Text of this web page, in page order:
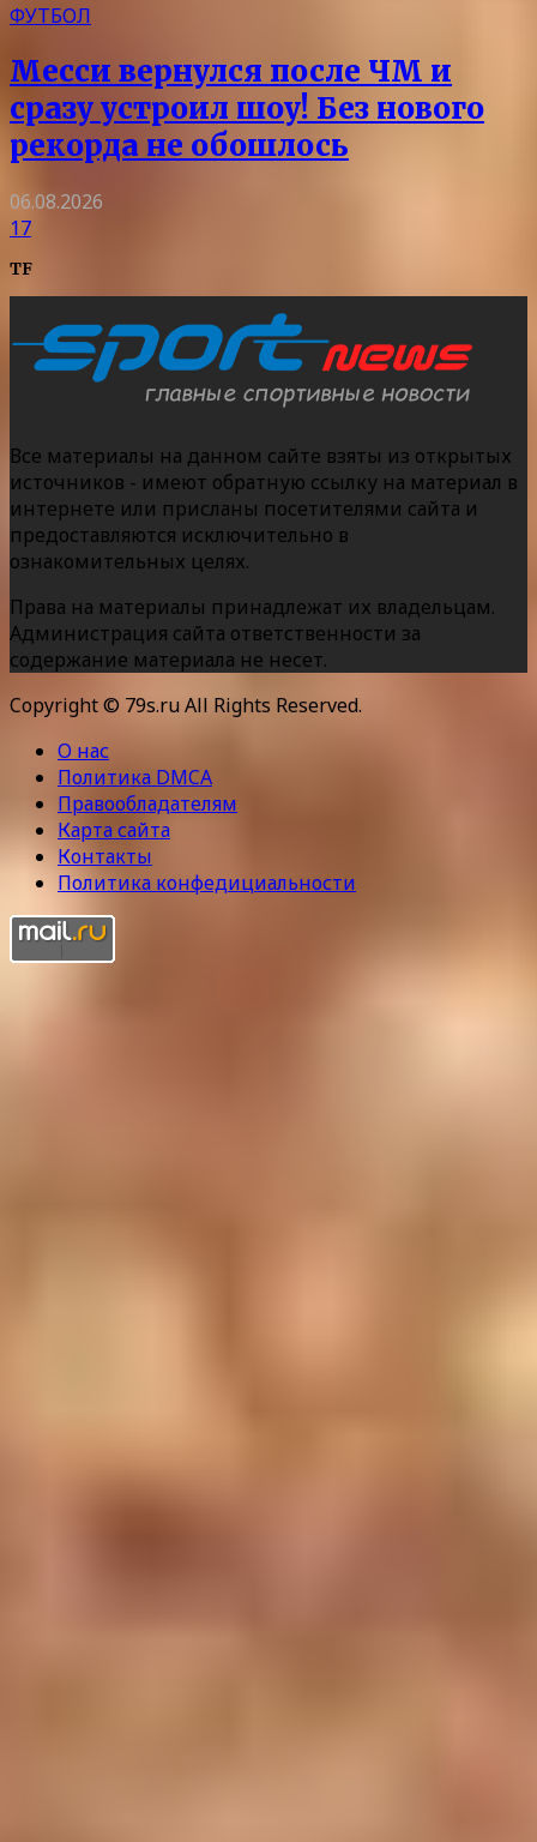
ФУТБОЛ
Месси вернулся после ЧМ и
сразу устроил шоу! Без нового
рекорда не обошлось
06.08.2026
17
TF
Все материалы на данном сайте взяты из открытых
источников - имеют обратную ссылку на материал в
интернете или присланы посетителями сайта и
предоставляются исключительно в
ознакомительных целях.
Права на материалы принадлежат их владельцам.
Администрация сайта ответственности за
содержание материала не несет.
Copyright © 79s.ru All Rights Reserved.
О нас
Политика DMCA
Правообладателям
Карта сайта
Контакты
Политика конфедициальности